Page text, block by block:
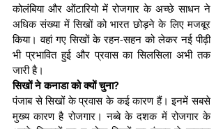
कोलंबिया और ओंटारियो में रोजगार के अच्छे साधन ने
अधिक संख्या में सिखों को भारत छोड़ने के लिए मजबूर
किया। वहां गए सिखों के रहन-सहन को लेकर नई पीढ़ी
भी प्रभावित हुई और प्रवास का सिलसिला अभी तक
जारी है।
सिखों ने कनाडा को क्यों चुना?
पंजाब से सिखों के प्रवास के कई कारण हैं। इनमें सबसे
मुख्य कारण है रोजगार। नब्बे के दशक में रोजगार के